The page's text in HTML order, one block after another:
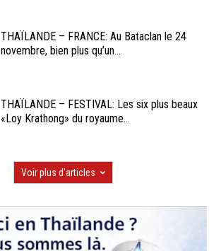
THAÏLANDE – FRANCE: Au Bataclan le 24
novembre, bien plus qu’un...
THAÏLANDE – FESTIVAL: Les six plus beaux
«Loy Krathong» du royaume...
Voir plus d'articles